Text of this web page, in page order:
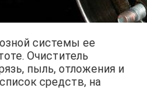
системы ее
Очиститель
пыль, отложения и
средств, на